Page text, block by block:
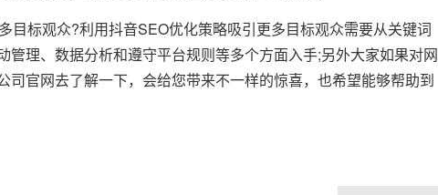
标观众?利用抖音SEO优化策略吸引更多目标观众需要从关键词
管理、数据分析和遵守平台规则等多个方面入手;另外大家如果对网
司官网去了解一下，会给您带来不一样的惊喜，也希望能够帮助到